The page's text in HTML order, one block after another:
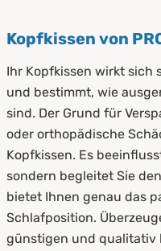
Kopfkissen von
Ihr Kopfkissen wirkt sich
und bestimmt, wie
sind. Der Grund für
oder orthopädische
Kopfkissen. Es
sondern begleitet Sie
bietet Ihnen genau das
Schlafposition.
günstigen und qualitativ